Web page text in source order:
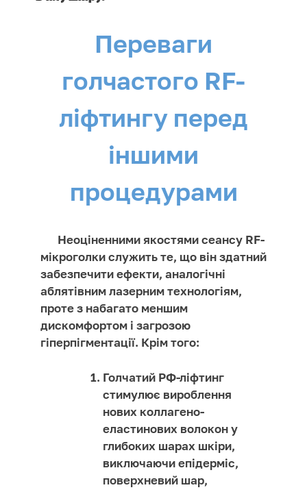
Переваги
голчастого RF-
ліфтингу перед
іншими
процедурами
Неоціненними якостями сеансу RF-
мікроголки служить те, що він здатний
забезпечити ефекти, аналогічні
аблятівним лазерним технологіям,
проте з набагато меншим
дискомфортом і загрозою
гіперпігментації. Крім того:
Голчатий РФ-ліфтинг
стимулює вироблення
нових коллагено-
еластинових волокон у
глибоких шарах шкіри,
виключаючи епідерміс,
поверхневий шар,